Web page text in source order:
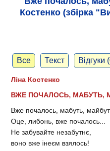
Костенко (збірка
Все Текст Відгуки
Ліна Костенко
ВЖЕ ПОЧАЛОСЬ, МАБУТЬ,
Вже почалось, мабуть,
Оце, либонь, вже почалось...
Не забувайте незабутнє,
воно вже інеєм взялось!